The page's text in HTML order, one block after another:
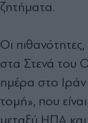
ζητήµατα.
Οι
στα Στενά του
ηµέρα στο
τοµή», που
µεταξύ ΗΠΑ και